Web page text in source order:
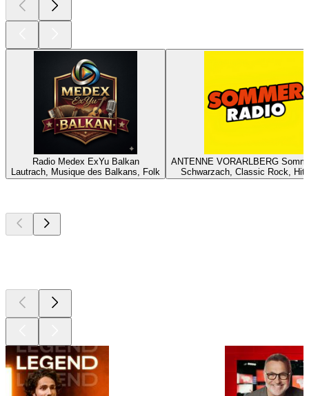
Radio Medex ExYu Balkan
Lautrach, Musique des Balkans, Folk
ANTENNE VORARLBERG
Schwarzach, Classic Rock,